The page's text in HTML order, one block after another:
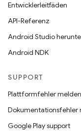
Entwicklerleitfäden
API-Referenz
Android Studio
Android NDK
SUPPORT
Plattformfehler melden
Dokumentationsfehler
Google Play support